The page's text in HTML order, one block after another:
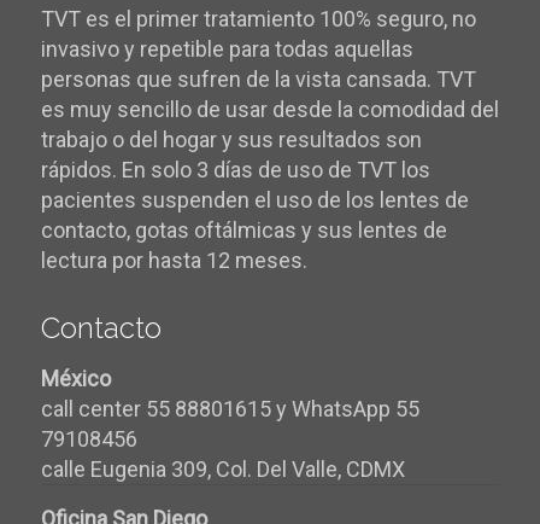
TVT es el primer tratamiento 100% seguro, no
invasivo y repetible para todas aquellas
personas que sufren de la vista cansada. TVT
es muy sencillo de usar desde la comodidad del
trabajo o del hogar y sus resultados son
rápidos. En solo 3 días de uso de TVT los
pacientes suspenden el uso de los lentes de
contacto, gotas oftálmicas y sus lentes de
lectura por hasta 12 meses.
Contacto
México
call center 55 88801615 y WhatsApp 55
79108456
calle Eugenia 309, Col. Del Valle, CDMX
Oficina San Diego